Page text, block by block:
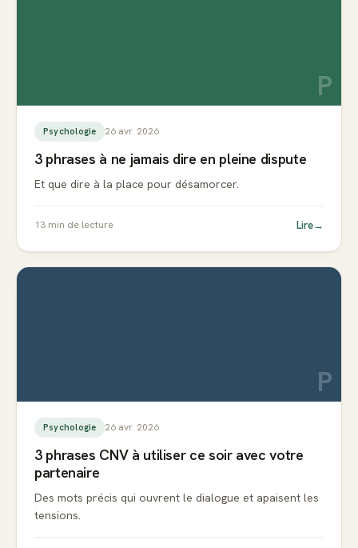
P
Psychologie 26 avr. 2026
3 phrases à ne jamais dire en pleine dispute
Et que dire à la place pour désamorcer.
13 min de lecture Lire→
P
Psychologie 26 avr. 2026
3 phrases CNV à utiliser ce soir avec votre
partenaire
Des mots précis qui ouvrent le dialogue et apaisent les
tensions.